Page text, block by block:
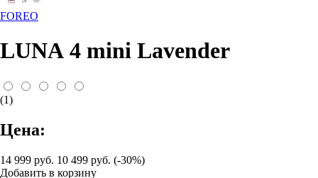
FOREO
LUNA 4 mini Lavender
(1)
Цена:
14 999 руб. 10 499 руб. (-30%)
Добавить в корзину